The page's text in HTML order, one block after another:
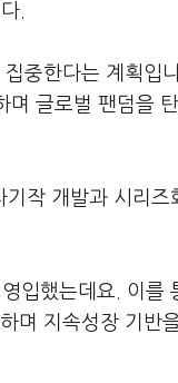
.
중한다는 계획입
며 글로벌 팬덤을
작 개발과 시리즈
입했는데요. 이를
며 지속성장 기반